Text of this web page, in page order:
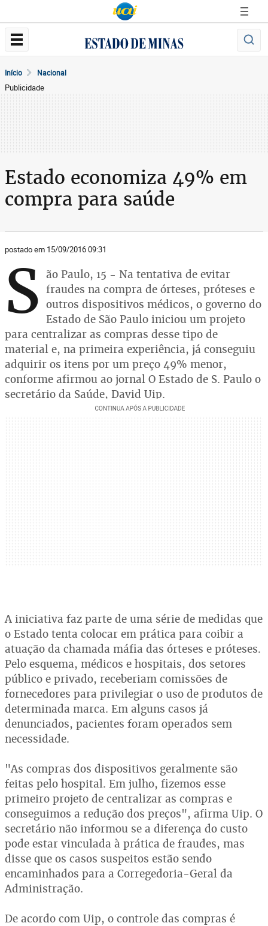
Início Nacional
Publicidade
Estado economiza 49% em
compra para saúde
postado em 15/09/2016 09:31
S ão Paulo, 15 - Na tentativa de evitar
fraudes na compra de órteses, próteses e
outros dispositivos médicos, o governo do
Estado de São Paulo iniciou um projeto
para centralizar as compras desse tipo de
material e, na primeira experiência, já conseguiu
adquirir os itens por um preço 49% menor,
conforme afirmou ao jornal O Estado de S. Paulo o
secretário da Saúde, David Uip.
A iniciativa faz parte de uma série de medidas que
o Estado tenta colocar em prática para coibir a
atuação da chamada máfia das órteses e próteses.
Pelo esquema, médicos e hospitais, dos setores
público e privado, receberiam comissões de
fornecedores para privilegiar o uso de produtos de
determinada marca. Em alguns casos já
denunciados, pacientes foram operados sem
necessidade.
"As compras dos dispositivos geralmente são
feitas pelo hospital. Em julho, fizemos esse
primeiro projeto de centralizar as compras e
conseguimos a redução dos preços", afirma Uip. O
secretário não informou se a diferença do custo
pode estar vinculada à prática de fraudes, mas
disse que os casos suspeitos estão sendo
encaminhados para a Corregedoria-Geral da
Administração.
De acordo com Uip, o controle das compras é